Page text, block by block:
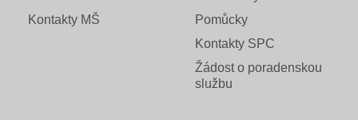
Kontakty MŠ
Pomůcky
Kontakty SPC
Žádost o poradenskou
službu